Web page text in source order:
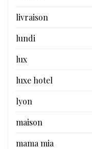
livraison
lundi
lux
luxe hotel
lyon
maison
mama mia